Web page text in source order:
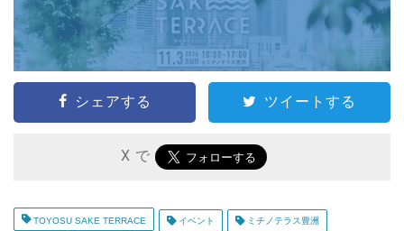
シェアする ツイートする
X で
TOYOSU SAKE TERRACE イベント ミチノテラス豊洲